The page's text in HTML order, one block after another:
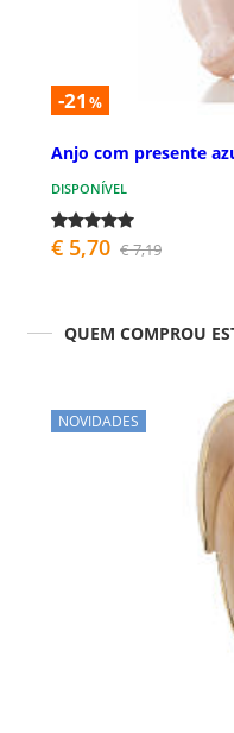
-21 %
Anjo com presente
DISPONÍVEL
€ 5,70 € 7,19
QUEM COMPROU
NOVIDADES